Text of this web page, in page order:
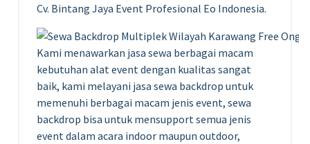
Cv. Bintang Jaya Event Profesional Eo Indonesia.
Kami menawarkan jasa sewa berbagai macam
kebutuhan alat event dengan kualitas sangat
baik, kami melayani jasa sewa backdrop untuk
memenuhi berbagai macam jenis event, sewa
backdrop bisa untuk mensupport semua jenis
event dalam acara indoor maupun outdoor,